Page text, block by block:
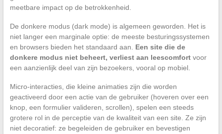
meetbare impact op de betrokkenheid.
De donkere modus (dark mode) is algemeen geworden. Het is
niet langer een marginale optie: de meeste besturingssystemen
en browsers bieden het standaard aan. Een site die de
donkere modus niet beheert, verliest aan leescomfortvoor
een aanzienlijk deel van zijn bezoekers, vooral op mobiel.
Micro-interacties, die kleine animaties zijn die worden
geactiveerd door een actie van de gebruiker (hoveren over een
knop, een formulier valideren, scrollen), spelen een steeds
grotere rol in de perceptie van de kwaliteit van een site. Ze zijn
niet decoratief: ze begeleiden de gebruiker en bevestigen